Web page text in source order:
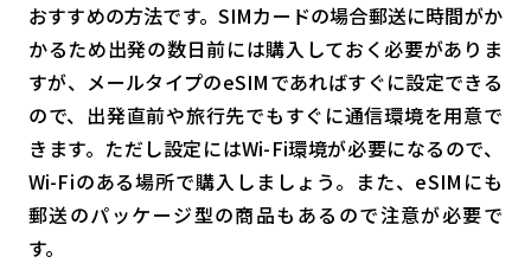
おすすめの方法です。SIMカードの場合郵送に時間がか
かるため出発の数日前には購入しておく必要がありま
すが、メールタイプのeSIMであればすぐに設定できる
ので、出発直前や旅行先でもすぐに通信環境を用意で
きます。ただし設定にはWi-Fi環境が必要になるので、
Wi-Fiのある場所で購入しましょう。また、eSIMにも
郵送のパッケージ型の商品もあるので注意が必要で
す。